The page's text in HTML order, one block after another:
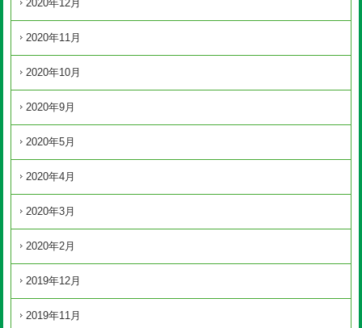
2020年12月
2020年11月
2020年10月
2020年9月
2020年5月
2020年4月
2020年3月
2020年2月
2019年12月
2019年11月